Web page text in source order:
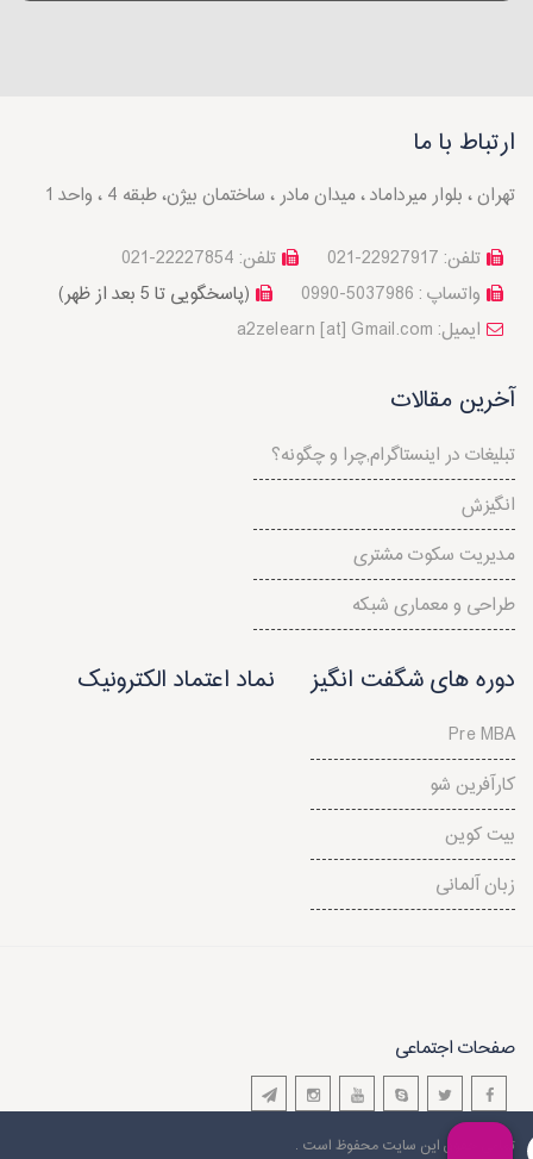
ارتباط با ما
تهران ، بلوار میرداماد ، میدان مادر ، ساختمان بیژن، طبقه 4 ، واحد 1
تلفن: 22227854-021
تلفن: 22927917-021
(پاسخگویی تا 5 بعد از ظهر)
واتساپ : 5037986-0990
a2zelearn [at] Gmail.com :ایمیل
آخرین مقالات
تبلیغات در اینستاگرام,چرا و چگونه؟
انگیزش
مدیریت سکوت مشتری
طراحی و معماری شبکه
دوره های شگفت انگیز
Pre MBA
کارآفرین شو
بیت کوین
زبان آلمانی
نماد اعتماد الکترونیک
صفحات اجتماعی
تمامی حقوق این سایت محفوظ است .